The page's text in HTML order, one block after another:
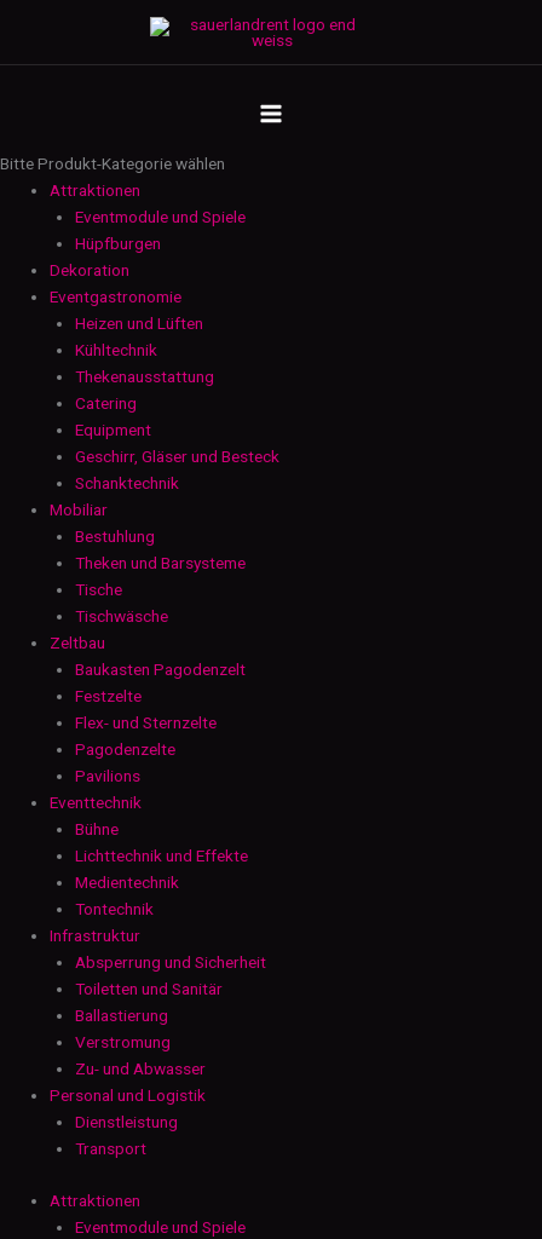
springen
MENU
Bitte Produkt-Kategorie wählen
Attraktionen
Eventmodule und Spiele
Hüpfburgen
Dekoration
Eventgastronomie
Heizen und Lüften
Kühltechnik
Thekenausstattung
Catering
Equipment
Geschirr, Gläser und Besteck
Schanktechnik
Mobiliar
Bestuhlung
Theken und Barsysteme
Tische
Tischwäsche
Zeltbau
Baukasten Pagodenzelt
Festzelte
Flex- und Sternzelte
Pagodenzelte
Pavilions
Eventtechnik
Bühne
Lichttechnik und Effekte
Medientechnik
Tontechnik
Infrastruktur
Absperrung und Sicherheit
Toiletten und Sanitär
Ballastierung
Verstromung
Zu- und Abwasser
Personal und Logistik
Dienstleistung
Transport
Attraktionen
Eventmodule und Spiele
blau/schwarz